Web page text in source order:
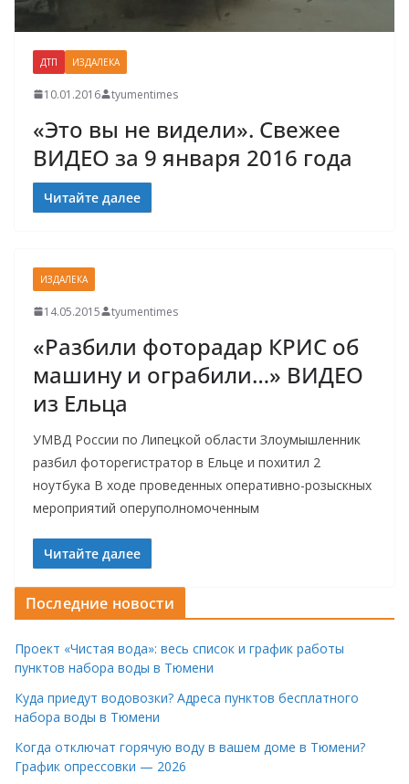
ДТП ИЗДАЛЕКА
10.01.2016 tyumentimes
«Это вы не видели». Свежее
ВИДЕО за 9 января 2016 года
Читайте далее
ИЗДАЛЕКА
14.05.2015 tyumentimes
«Разбили фоторадар КРИС об
машину и ограбили…» ВИДЕО
из Ельца
УМВД России по Липецкой области Злоумышленник
разбил фоторегистратор в Ельце и похитил 2
ноутбука В ходе проведенных оперативно-розыскных
мероприятий оперуполномоченным
Читайте далее
Последние новости
Проект «Чистая вода»: весь список и график работы
пунктов набора воды в Тюмени
Куда приедут водовозки? Адреса пунктов бесплатного
набора воды в Тюмени
Когда отключат горячую воду в вашем доме в Тюмени?
График опрессовки — 2026